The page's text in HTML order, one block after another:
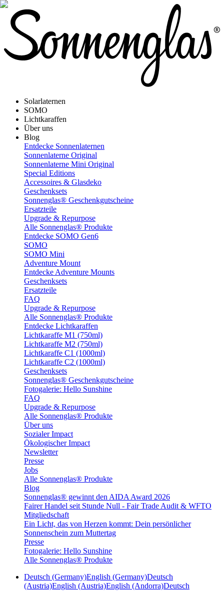
Solarlaternen
SOMO
Lichtkaraffen
Über uns
Blog
Entdecke Sonnenlaternen
Sonnenlaterne Original
Sonnenlaterne Mini Original
Special Editions
Accessoires & Glasdeko
Geschenksets
Sonnenglas® Geschenkgutscheine
Ersatzteile
Upgrade & Repurpose
Alle Sonnenglas® Produkte
Entdecke SOMO Gen6
SOMO
SOMO Mini
Adventure Mount
Entdecke Adventure Mounts
Geschenksets
Ersatzteile
FAQ
Upgrade & Repurpose
Alle Sonnenglas® Produkte
Entdecke Lichtkaraffen
Lichtkaraffe M1 (750ml)
Lichtkaraffe M2 (750ml)
Lichtkaraffe C1 (1000ml)
Lichtkaraffe C2 (1000ml)
Geschenksets
Sonnenglas® Geschenkgutscheine
Fotogalerie: Hello Sunshine
FAQ
Upgrade & Repurpose
Alle Sonnenglas® Produkte
Über uns
Sozialer Impact
Ökologischer Impact
Newsletter
Presse
Jobs
Alle Sonnenglas® Produkte
Blog
Sonnenglas® gewinnt den AIDA Award 2026
Fairer Handel seit Stunde Null - Fair Trade Audit & WFTO
Mitgliedschaft
Ein Licht, das von Herzen kommt: Dein persönlicher
Sonnenschein zum Muttertag
Presse
Fotogalerie: Hello Sunshine
Alle Sonnenglas® Produkte
Deutsch (Germany)English (Germany)Deutsch
(Austria)English (Austria)English (Andorra)Deutsch